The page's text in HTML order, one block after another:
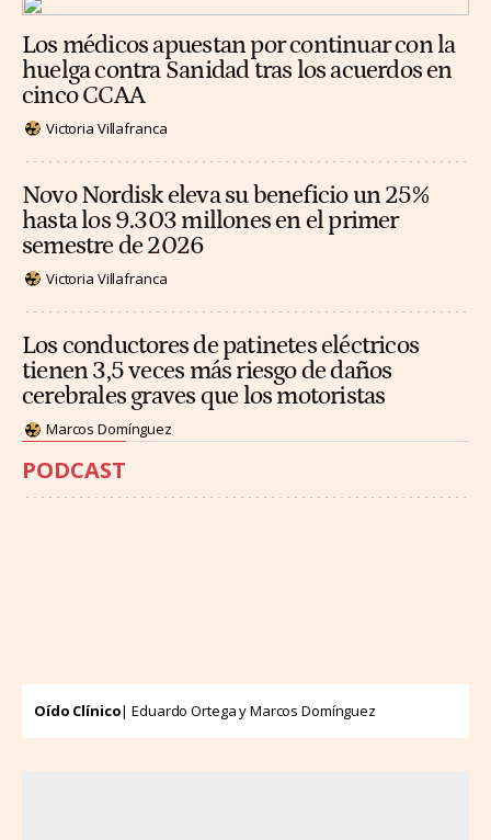
Los médicos apuestan por continuar con la
huelga contra Sanidad tras los acuerdos en
cinco CCAA
Victoria Villafranca
Novo Nordisk eleva su beneficio un 25%
hasta los 9.303 millones en el primer
semestre de 2026
Victoria Villafranca
Los conductores de patinetes eléctricos
tienen 3,5 veces más riesgo de daños
cerebrales graves que los motoristas
Marcos Domínguez
PODCAST
Oído Clínico| Eduardo Ortega y Marcos Domínguez